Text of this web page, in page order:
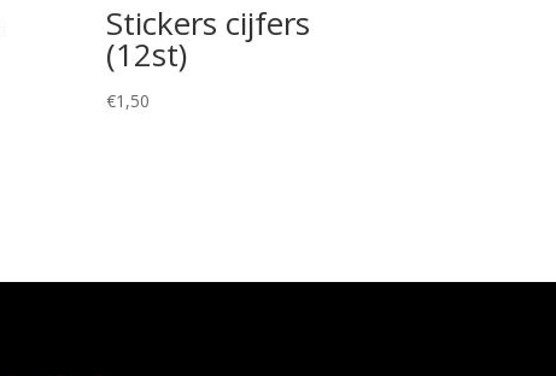
Stickers cijfers
(12st)
€1,50